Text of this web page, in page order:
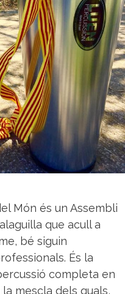
Món és un Assembli
que acull a
bé siguin
És la
completa en
mescla dels quals,